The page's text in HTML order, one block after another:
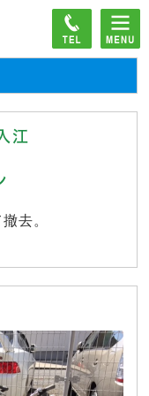
江
去。